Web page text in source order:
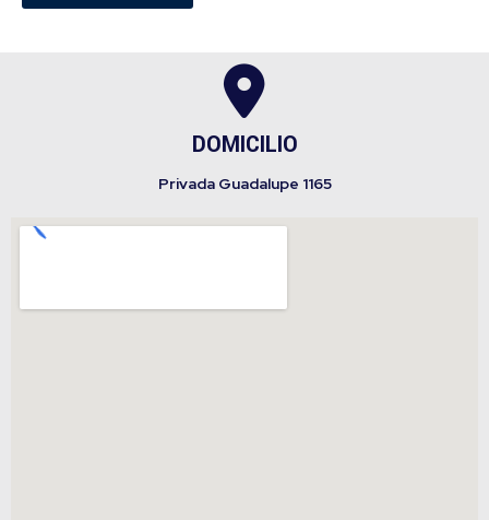
DOMICILIO
Privada Guadalupe 1165